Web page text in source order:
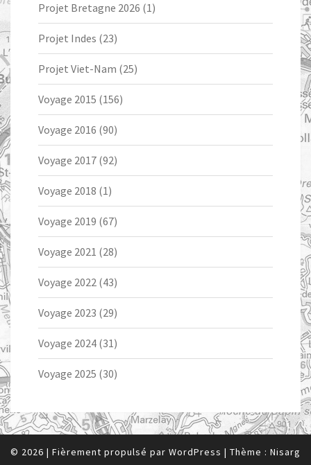
Projet Bretagne 2026 (1)
Projet Indes (23)
Projet Viet-Nam (25)
Voyage 2015 (156)
Voyage 2016 (90)
Voyage 2017 (92)
Voyage 2018 (1)
Voyage 2019 (67)
Voyage 2021 (28)
Voyage 2022 (43)
Voyage 2023 (29)
Voyage 2024 (31)
Voyage 2025 (30)
© 2026 | Fièrement propulsé par WordPress | Thème : Nisarg